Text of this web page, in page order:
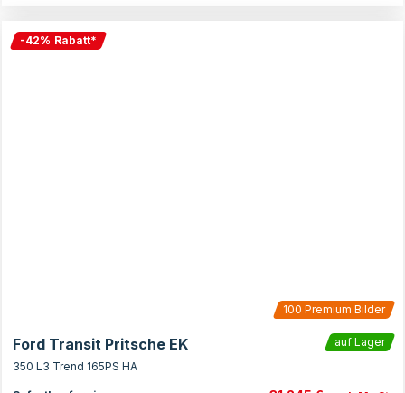
-42% Rabatt*
100 Premium Bilder
Ford Transit Pritsche EK
auf Lager
350 L3 Trend 165PS HA